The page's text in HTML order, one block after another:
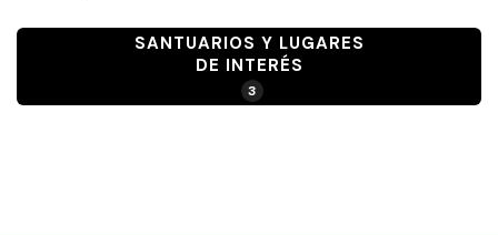
SANTUARIOS Y LUGARES
DE INTERÉS
3